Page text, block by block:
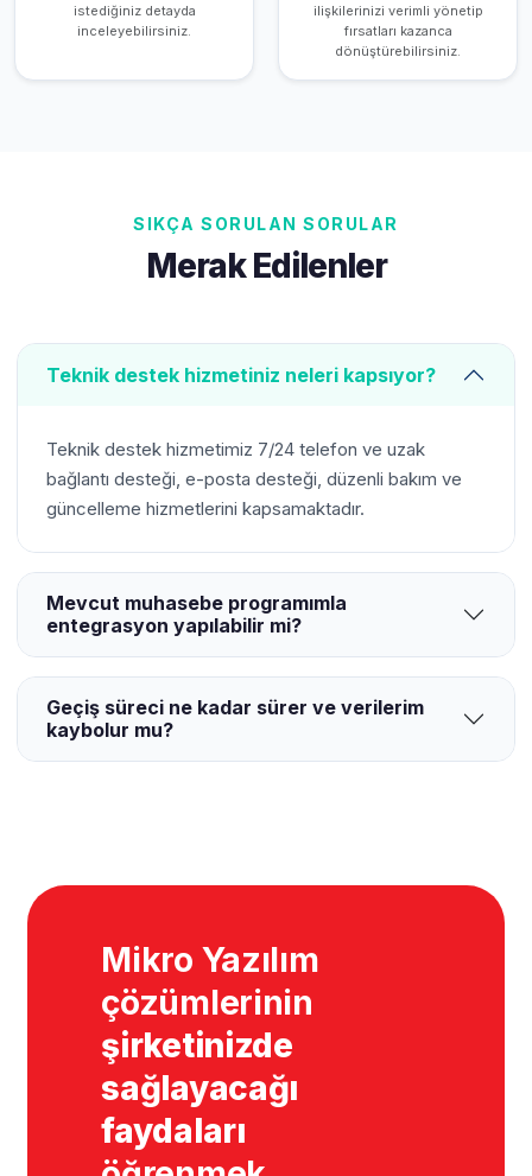
istediğiniz detayda
inceleyebilirsiniz.
ilişkilerinizi verimli yönetip
fırsatları kazanca
dönüştürebilirsiniz.
SIKÇA SORULAN SORULAR
Merak Edilenler
Teknik destek hizmetiniz neleri kapsıyor?
Teknik destek hizmetimiz 7/24 telefon ve uzak
bağlantı desteği, e-posta desteği, düzenli bakım ve
güncelleme hizmetlerini kapsamaktadır.
Mevcut muhasebe programımla
entegrasyon yapılabilir mi?
Geçiş süreci ne kadar sürer ve verilerim
kaybolur mu?
Mikro Yazılım
çözümlerinin
şirketinizde
sağlayacağı
faydaları